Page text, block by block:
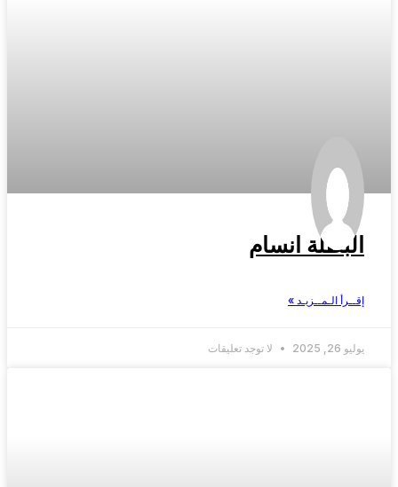
البطلة انسام
إقــرأ الـمــزيـد »
يوليو 26, 2025 لا توجد تعليقات